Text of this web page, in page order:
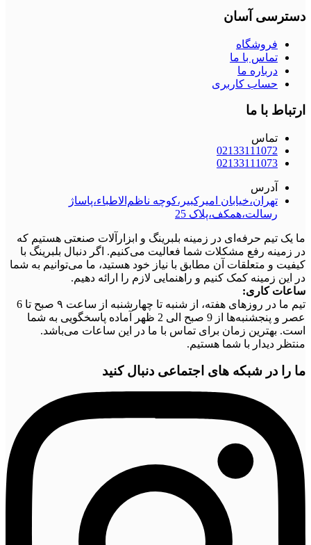
دسترسی آسان
فروشگاه
تماس با ما
درباره ما
حساب کاربری
ارتباط با ما
تماس
02133111072
02133111073
آدرس
تهران،خیابان امیرکبیر،کوچه ناظم‌الاطباء،پاساژ
رسالت،همکف،پلاک 25
ما یک تیم حرفه‌ای در زمینه بلبرینگ و ابزارآلات صنعتی هستیم که
در زمینه رفع مشکلات شما فعالیت می‌کنیم. اگر دنبال بلبرینگ با
کیفیت و متعلقات آن مطابق با نیاز خود هستید، ما می‌توانیم به شما
در این زمینه کمک کنیم و راهنمایی لازم را ارائه دهیم.
ساعات کاری:
تیم ما در روزهای هفته، از شنبه تا چهارشنبه از ساعت ۹ صبح تا 6
عصر و پنجشنبه‌ها از 9 صبح الی 2 ظهر آماده پاسخگویی به شما
است. بهترین زمان برای تماس با ما در این ساعات می‌باشد.
منتظر دیدار با شما هستیم.
ما را در شبکه های اجتماعی دنبال کنید